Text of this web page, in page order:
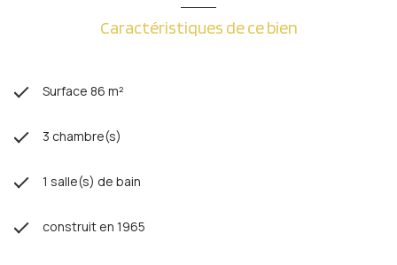
Caractéristiques de ce bien
Surface 86 m²
3 chambre(s)
1 salle(s) de bain
construit en 1965